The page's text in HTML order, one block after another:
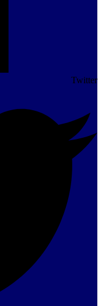
Twitter